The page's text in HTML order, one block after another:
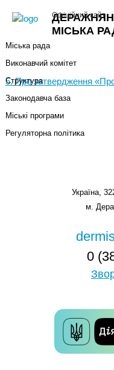
МІСЬКА
Офіційний сайт
+
5. Про затвердження
Міський голова
Міська рада
Виконавчий комітет
Структура
Законодавча база
Міські програми
Регуляторна політика
Україна,
м.
0